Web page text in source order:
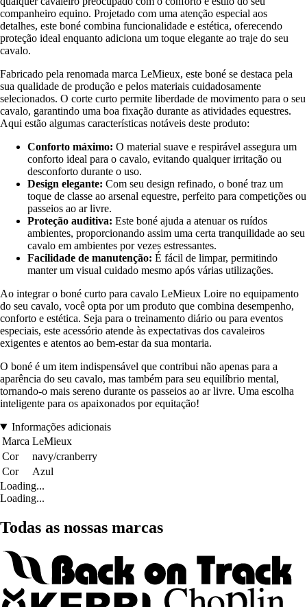
companheiro equino. Projetado com uma atenção especial aos
detalhes, este boné combina funcionalidade e estética, oferecendo
proteção ideal enquanto adiciona um toque elegante ao traje do seu
cavalo.
Fabricado pela renomada marca LeMieux, este boné se destaca pela
sua qualidade de produção e pelos materiais cuidadosamente
selecionados. O corte curto permite liberdade de movimento para o seu
cavalo, garantindo uma boa fixação durante as atividades equestres.
Aqui estão algumas características notáveis deste produto:
Conforto máximo: O material suave e respirável assegura um
conforto ideal para o cavalo, evitando qualquer irritação ou
desconforto durante o uso.
Design elegante: Com seu design refinado, o boné traz um
toque de classe ao arsenal equestre, perfeito para competições ou
passeios ao ar livre.
Proteção auditiva: Este boné ajuda a atenuar os ruídos
ambientes, proporcionando assim uma certa tranquilidade ao seu
cavalo em ambientes por vezes estressantes.
Facilidade de manutenção: É fácil de limpar, permitindo
manter um visual cuidado mesmo após várias utilizações.
Ao integrar o boné curto para cavalo LeMieux Loire no equipamento
do seu cavalo, você opta por um produto que combina desempenho,
conforto e estética. Seja para o treinamento diário ou para eventos
especiais, este acessório atende às expectativas dos cavaleiros
exigentes e atentos ao bem-estar da sua montaria.
O boné é um item indispensável que contribui não apenas para a
aparência do seu cavalo, mas também para seu equilíbrio mental,
tornando-o mais sereno durante os passeios ao ar livre. Uma escolha
inteligente para os apaixonados por equitação!
Informações adicionais
Marca LeMieux
Cor
navy/cranberry
Cor
Azul
Loading...
Loading...
Todas as nossas marcas